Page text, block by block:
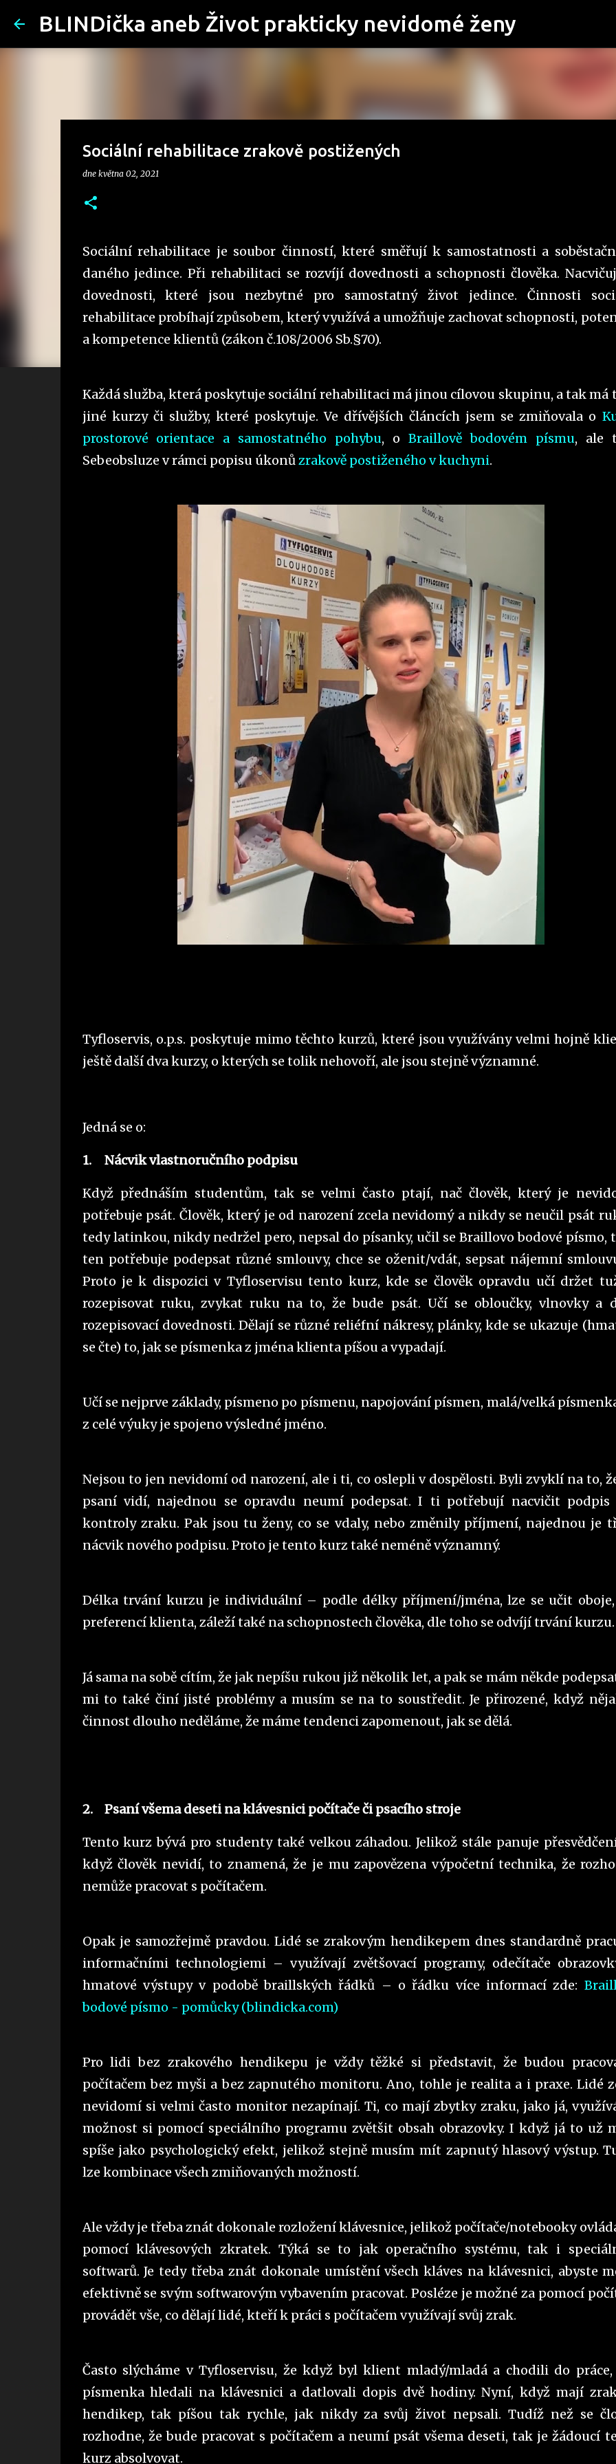
Přeskočit na hlavní obsah
BLINDička aneb Život prakticky nevidomé ženy
Sociální rehabilitace zrakově postižených
dne května 02, 2021
Sociální rehabilitace je soubor činností, které směřují k samostatnosti a
daného jedince. Při rehabilitaci se rozvíjí dovednosti a schopnosti člověka.
dovednosti, které jsou nezbytné pro samostatný život jedince. Činnosti
rehabilitace probíhají způsobem, který využívá a umožňuje zachovat schopnosti,
a kompetence klientů (zákon č.108/2006 Sb.§70).
Každá služba, která poskytuje sociální rehabilitaci má jinou cílovou skupinu, a tak má
jiné kurzy či služby, které poskytuje. Ve dřívějších článcích jsem se zmiňovala o
prostorové orientace a samostatného pohybu, o Braillově bodovém písmu, ale
Sebeobsluze v rámci popisu úkonůzrakově postiženého v kuchyni.
Tyfloservis, o.p.s. poskytuje mimo těchto kurzů, které jsou využívány velmi hojně
ještě další dva kurzy, o kterých se tolik nehovoří, ale jsou stejně významné.
Jedná se o:
1. Nácvik vlastnoručního podpisu
Když přednáším studentům, tak se velmi často ptají, nač člověk, který je
potřebuje psát. Člověk, který je od narození zcela nevidomý a nikdy se neučil psát
tedy latinkou, nikdy nedržel pero, nepsal do písanky, učil se Braillovo bodové písmo,
ten potřebuje podepsat různé smlouvy, chce se oženit/vdát, sepsat nájemní
Proto je k dispozici v Tyfloservisu tento kurz, kde se člověk opravdu učí držet
rozepisovat ruku, zvykat ruku na to, že bude psát. Učí se obloučky, vlnovky a
rozepisovací dovednosti. Dělají se různé reliéfní nákresy, plánky, kde se ukazuje
se čte) to, jak se písmenka z jména klienta píšou a vypadají.
Učí se nejprve základy, písmeno po písmenu, napojování písmen, malá/velká
z celé výuky je spojeno výsledné jméno.
Nejsou to jen nevidomí od narození, ale i ti, co oslepli v dospělosti. Byli zvyklí na to,
psaní vidí, najednou se opravdu neumí podepsat. I ti potřebují nacvičit podpis
kontroly zraku. Pak jsou tu ženy, co se vdaly, nebo změnily příjmení, najednou je
nácvik nového podpisu. Proto je tento kurz také neméně významný.
Délka trvání kurzu je individuální – podle délky příjmení/jména, lze se učit
preferencí klienta, záleží také na schopnostech člověka, dle toho se odvíjí trvání kurzu.
Já sama na sobě cítím, že jak nepíšu rukou již několik let, a pak se mám někde
mi to také činí jisté problémy a musím se na to soustředit. Je přirozené, když
činnost dlouho neděláme, že máme tendenci zapomenout, jak se dělá.
2. Psaní všema deseti na klávesnici počítače či psacího stroje
Tento kurz bývá pro studenty také velkou záhadou. Jelikož stále panuje
když člověk nevidí, to znamená, že je mu zapovězena výpočetní technika, že
nemůže pracovat s počítačem.
Opak je samozřejmě pravdou. Lidé se zrakovým hendikepem dnes standardně
informačními technologiemi – využívají zvětšovací programy, odečítače
hmatové výstupy v podobě braillských řádků – o řádku více informací zde:
bodové písmo - pomůcky (blindicka.com)
Pro lidi bez zrakového hendikepu je vždy těžké si představit, že budou
počítačem bez myši a bez zapnutého monitoru. Ano, tohle je realita a i praxe. Lidé
nevidomí si velmi často monitor nezapínají. Ti, co mají zbytky zraku, jako já,
možnost si pomocí speciálního programu zvětšit obsah obrazovky. I když já to už
spíše jako psychologický efekt, jelikož stejně musím mít zapnutý hlasový výstup.
lze kombinace všech zmiňovaných možností.
Ale vždy je třeba znát dokonale rozložení klávesnice, jelikož počítače/notebooky
pomocí klávesových zkratek. Týká se to jak operačního systému, tak i
softwarů. Je tedy třeba znát dokonale umístění všech kláves na klávesnici, abyste
efektivně se svým softwarovým vybavením pracovat. Posléze je možné za pomocí
provádět vše, co dělají lidé, kteří k práci s počítačem využívají svůj zrak.
Často slýcháme v Tyfloservisu, že když byl klient mladý/mladá a chodili do
písmenka hledali na klávesnici a datlovali dopis dvě hodiny. Nyní, když mají
hendikep, tak píšou tak rychle, jak nikdy za svůj život nepsali. Tudíž než se
rozhodne, že bude pracovat s počítačem a neumí psát všema deseti, tak je žádoucí
kurz absolvovat.